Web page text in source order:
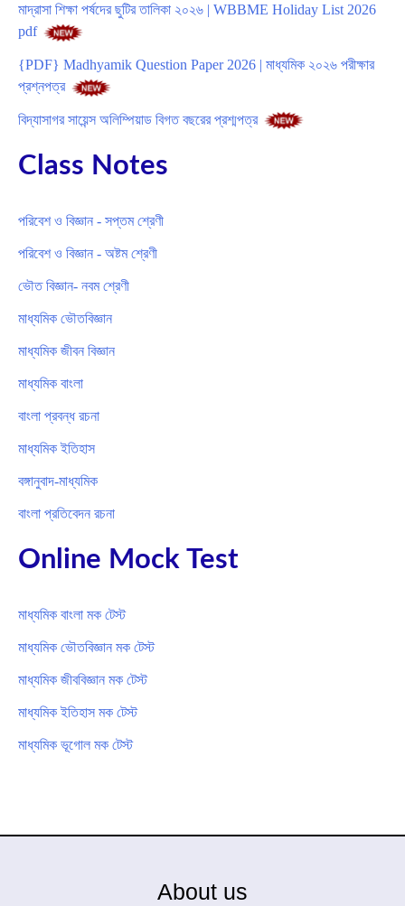
মাদ্রাসা শিক্ষা পর্ষদের ছুটির তালিকা ২০২৬ | WBBME Holiday List 2026
pdf
{PDF} Madhyamik Question Paper 2026 | মাধ্যমিক ২০২৬ পরীক্ষার
প্রশ্নপত্র
বিদ্যাসাগর সায়েন্স অলিম্পিয়াড বিগত বছরের প্রশ্মপত্র
Class Notes
পরিবেশ ও বিজ্ঞান - সপ্তম শ্রেণী
পরিবেশ ও বিজ্ঞান - অষ্টম শ্রেণী
ভৌত বিজ্ঞান- নবম শ্রেণী
মাধ্যমিক ভৌতবিজ্ঞান
মাধ্যমিক জীবন বিজ্ঞান
মাধ্যমিক বাংলা
বাংলা প্রবন্ধ রচনা
মাধ্যমিক ইতিহাস
বঙ্গানুবাদ-মাধ্যমিক
বাংলা প্রতিবেদন রচনা
Online Mock Test
মাধ্যমিক বাংলা মক টেস্ট
মাধ্যমিক ভৌতবিজ্ঞান মক টেস্ট
মাধ্যমিক জীববিজ্ঞান মক টেস্ট
মাধ্যমিক ইতিহাস মক টেস্ট
মাধ্যমিক ভূগোল মক টেস্ট
About us